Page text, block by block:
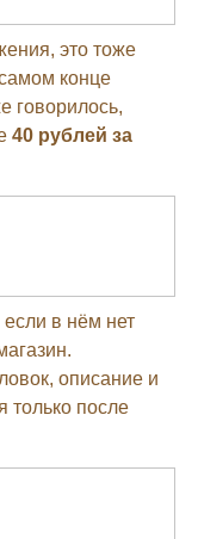
это тоже
конце
говорилось,
40 рублей за
в нём нет
описание и
только после